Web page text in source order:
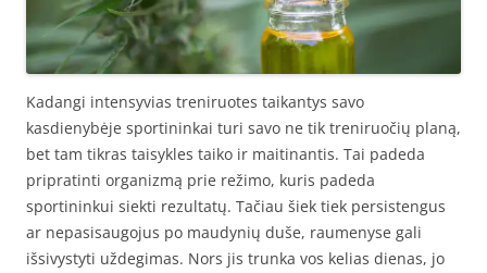
Kadangi intensyvias treniruotes taikantys savo
kasdienybėje sportininkai turi savo ne tik treniruočių planą,
bet tam tikras taisykles taiko ir maitinantis. Tai padeda
pripratinti organizmą prie režimo, kuris padeda
sportininkui siekti rezultatų. Tačiau šiek tiek persistengus
ar nepasisaugojus po maudynių duše, raumenyse gali
išsivystyti uždegimas. Nors jis trunka vos kelias dienas, jo